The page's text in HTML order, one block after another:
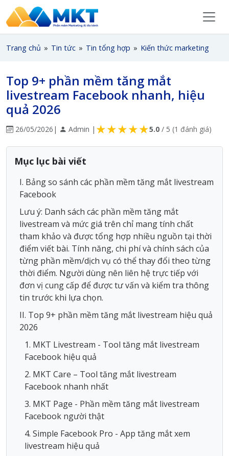
Trang chủ » Tin tức » Tin tổng hợp » Kiến thức marketing
Top 9+ phần mềm tăng mắt
livestream Facebook nhanh, hiệu
quả 2026
26/05/2026 | Admin | ★
★
★
★
★ 5.0 / 5 (1 đánh giá)
Mục lục bài viết
I. Bảng so sánh các phần mềm tăng mắt livestream
Facebook
Lưu ý: Danh sách các phần mềm tăng mắt
livestream và mức giá trên chỉ mang tính chất
tham khảo và được tổng hợp nhiều nguồn tại thời
điểm viết bài. Tính năng, chi phí và chính sách của
từng phần mềm/dịch vụ có thể thay đổi theo từng
thời điểm. Người dùng nên liên hệ trực tiếp với
đơn vị cung cấp để được tư vấn và kiểm tra thông
tin trước khi lựa chọn.
II. Top 9+ phần mềm tăng mắt livestream hiệu quả
2026
1. MKT Livestream - Tool tăng mắt livestream
Facebook hiệu quả
2. MKT Care – Tool tăng mắt livestream
Facebook nhanh nhất
3. MKT Page - Phần mềm tăng mắt livestream
Facebook người thật
4. Simple Facebook Pro - App tăng mắt xem
livestream hiệu quả